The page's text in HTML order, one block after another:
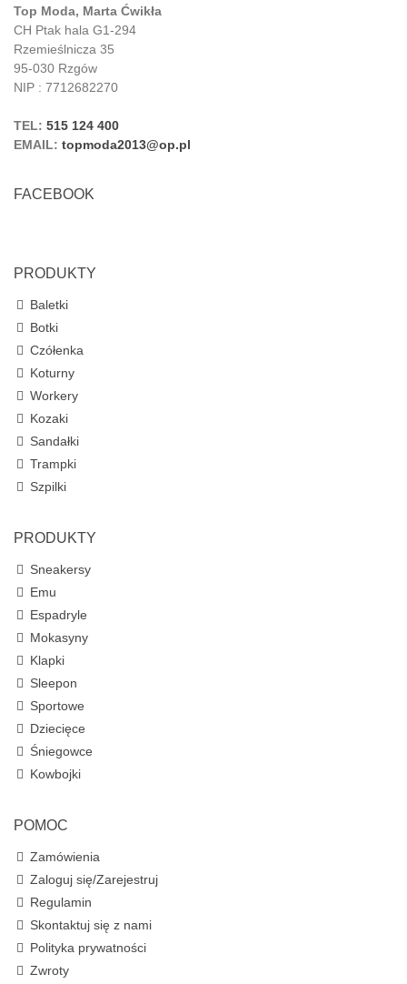
Top Moda, Marta Ćwikła
CH Ptak hala G1-294
Rzemieślnicza 35
95-030 Rzgów
NIP : 7712682270
TEL: 515 124 400
EMAIL: topmoda2013@op.pl
FACEBOOK
PRODUKTY
Baletki
Botki
Czółenka
Koturny
Workery
Kozaki
Sandałki
Trampki
Szpilki
PRODUKTY
Sneakersy
Emu
Espadryle
Mokasyny
Klapki
Sleepon
Sportowe
Dziecięce
Śniegowce
Kowbojki
POMOC
Zamówienia
Zaloguj się/Zarejestruj
Regulamin
Skontaktuj się z nami
Polityka prywatności
Zwroty